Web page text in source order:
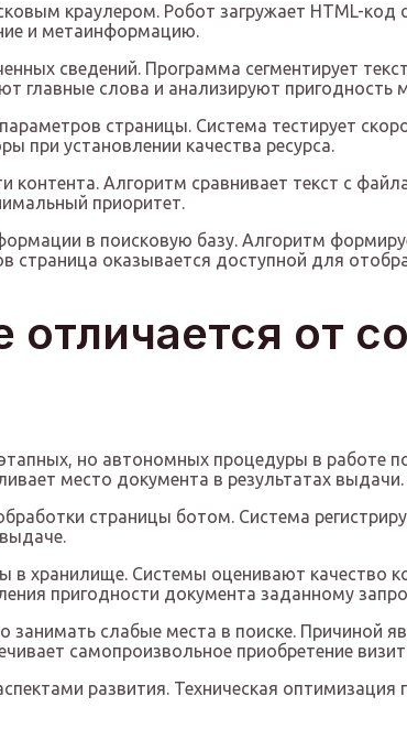
краулером. Робот загружает HTML-
и метаинформацию.
сведений. Программа сегментирует
главные слова и анализируют пригодность
страницы. Система тестирует
при установлении качества ресурса.
контента. Алгоритм сравнивает текст с
приоритет.
в поисковую базу. Алгоритм
страница оказывается доступной для
от
но автономных процедуры в работе
место документа в результатах выдачи.
страницы ботом. Система
в хранилище. Системы оценивают качество
пригодности документа заданному
слабые места в поиске. Причиной
самопроизвольное приобретение
развития. Техническая оптимизация